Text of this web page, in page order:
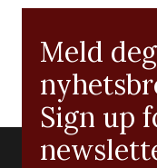
Meld
Sign up